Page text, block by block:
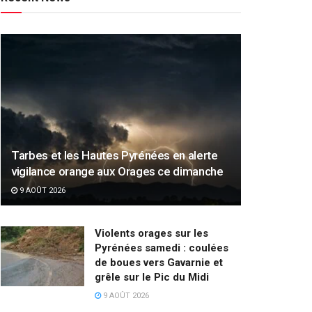
Tarbes et les Hautes Pyrénées en alerte
vigilance orange aux Orages ce dimanche
9 AOÛT 2026
Violents orages sur les
Pyrénées samedi : coulées
de boues vers Gavarnie et
grêle sur le Pic du Midi
9 AOÛT 2026